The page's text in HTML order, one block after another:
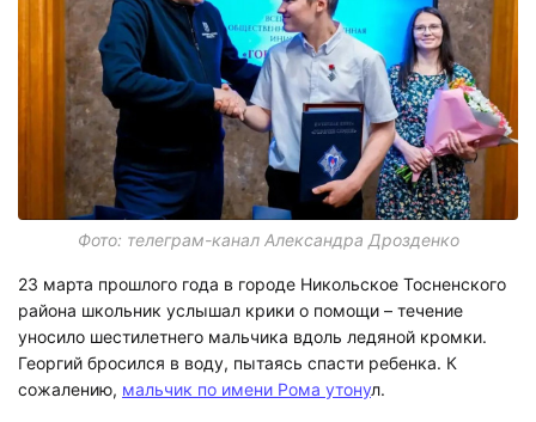
Фото: телеграм-канал Александра Дрозденко
23 марта прошлого года в городе Никольское Тосненского
района школьник услышал крики о помощи – течение
уносило шестилетнего мальчика вдоль ледяной кромки.
Георгий бросился в воду, пытаясь спасти ребенка. К
сожалению, мальчик по имени Рома утонул.